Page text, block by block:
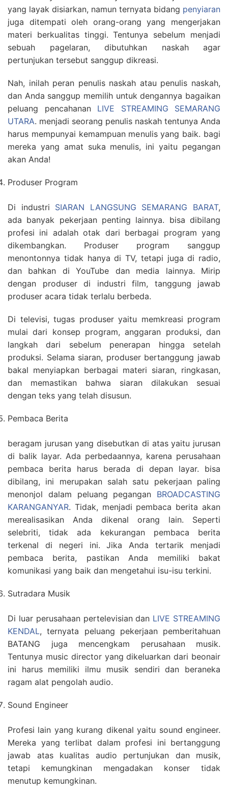
yang layak disiarkan, namun ternyata bidang penyiaran
juga ditempati oleh orang-orang yang mengerjakan
materi berkualitas tinggi. Tentunya sebelum menjadi
sebuah pagelaran, dibutuhkan naskah agar
pertunjukan tersebut sanggup dikreasi.
Nah, inilah peran penulis naskah atau penulis naskah,
dan Anda sanggup memilih untuk dengannya bagaikan
peluang pencahanan LIVE STREAMING SEMARANG
UTARA. menjadi seorang penulis naskah tentunya Anda
harus mempunyai kemampuan menulis yang baik. bagi
mereka yang amat suka menulis, ini yaitu pegangan
akan Anda!
Produser Program
Di industri SIARAN LANGSUNG SEMARANG BARAT,
ada banyak pekerjaan penting lainnya. bisa dibilang
profesi ini adalah otak dari berbagai program yang
dikembangkan. Produser program sanggup
menontonnya tidak hanya di TV, tetapi juga di radio,
dan bahkan di YouTube dan media lainnya. Mirip
dengan produser di industri film, tanggung jawab
produser acara tidak terlalu berbeda.
Di televisi, tugas produser yaitu memkreasi program
mulai dari konsep program, anggaran produksi, dan
langkah dari sebelum penerapan hingga setelah
produksi. Selama siaran, produser bertanggung jawab
bakal menyiapkan berbagai materi siaran, ringkasan,
dan memastikan bahwa siaran dilakukan sesuai
dengan teks yang telah disusun.
Pembaca Berita
beragam jurusan yang disebutkan di atas yaitu jurusan
di balik layar. Ada perbedaannya, karena perusahaan
pembaca berita harus berada di depan layar. bisa
dibilang, ini merupakan salah satu pekerjaan paling
menonjol dalam peluang pegangan BROADCASTING
KARANGANYAR. Tidak, menjadi pembaca berita akan
merealisasikan Anda dikenal orang lain. Seperti
selebriti, tidak ada kekurangan pembaca berita
terkenal di negeri ini. Jika Anda tertarik menjadi
pembaca berita, pastikan Anda memiliki bakat
komunikasi yang baik dan mengetahui isu-isu terkini.
Sutradara Musik
Di luar perusahaan pertelevisian dan LIVE STREAMING
KENDAL, ternyata peluang pekerjaan pemberitahuan
BATANG juga mencengkam perusahaan musik.
Tentunya music director yang dikeluarkan dari beonair
ini harus memiliki ilmu musik sendiri dan beraneka
ragam alat pengolah audio.
Sound Engineer
Profesi lain yang kurang dikenal yaitu sound engineer.
Mereka yang terlibat dalam profesi ini bertanggung
jawab atas kualitas audio pertunjukan dan musik,
tetapi kemungkinan mengadakan konser tidak
menutup kemungkinan.